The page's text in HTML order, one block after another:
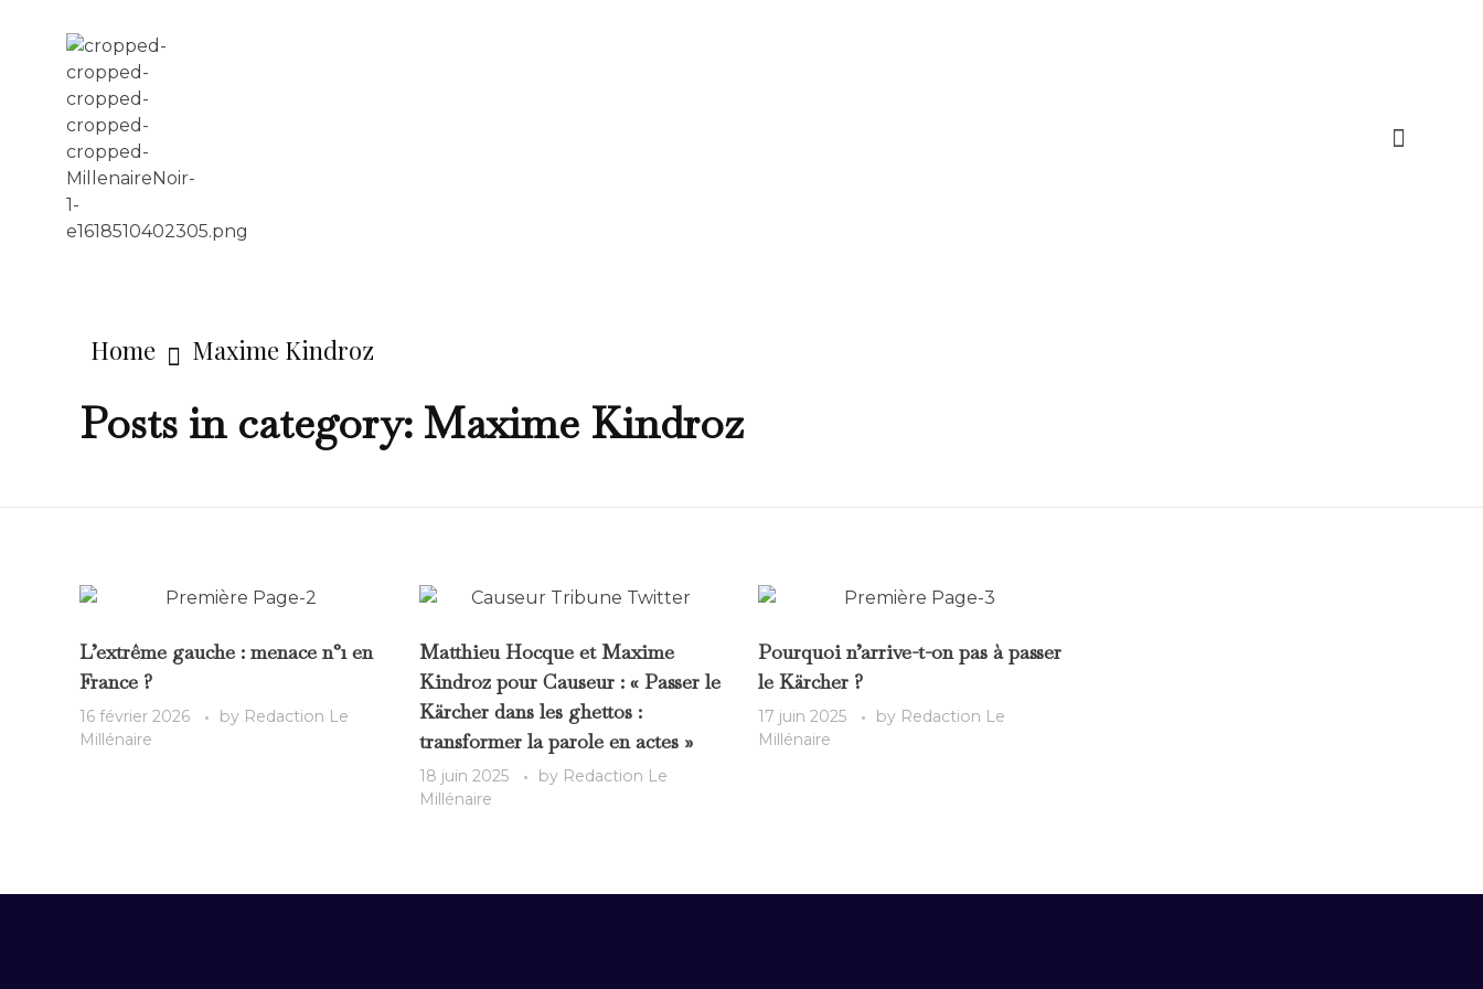
Home Maxime Kindroz
Posts in category: Maxime Kindroz
L’extrême gauche : menace n°1 en
France ?
16 février 2026 by Redaction Le
Millénaire
Matthieu Hocque et Maxime
Kindroz pour Causeur : « Passer le
Kärcher dans les ghettos :
transformer la parole en actes »
18 juin 2025 by Redaction Le
Millénaire
Pourquoi n’arrive-t-on pas à passer
le Kärcher ?
17 juin 2025 by Redaction Le
Millénaire